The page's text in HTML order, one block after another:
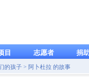
目 志愿者 捐
的孩子 > 阿卜杜拉 的故事